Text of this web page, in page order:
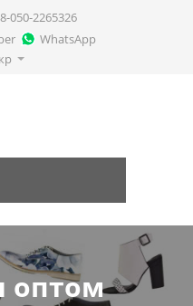
050-2265326
WhatsApp
оптом